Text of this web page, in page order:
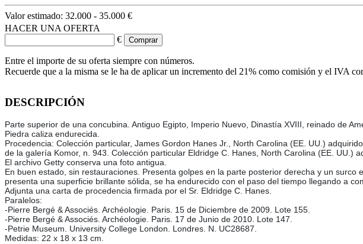
Valor estimado: 32.000 - 35.000 €
HACER UNA OFERTA
€
Entre el importe de su oferta siempre con números.
Recuerde que a la misma se le ha de aplicar un incremento del 21% como comisión y el IVA
DESCRIPCIÓN
Parte superior de una concubina. Antiguo Egipto, Imperio Nuevo, Dinastía XVIII, reinado de
Piedra caliza endurecida.
Procedencia: Colección particular, James Gordon Hanes Jr., North Carolina (EE. UU.)
de la galería Komor, n. 943. Colección particular Eldridge C. Hanes, North Carolina (EE. UU.)
El archivo Getty conserva una foto antigua.
En buen estado, sin restauraciones. Presenta golpes en la parte posterior derecha y un
presenta una superficie brillante sólida, se ha endurecido con el paso del tiempo llegando a
Adjunta una carta de procedencia firmada por el Sr. Eldridge C. Hanes.
Paralelos:
-Pierre Bergé & Associés. Archéologie. Paris. 15 de Diciembre de 2009. Lote 155.
-Pierre Bergé & Associés. Archéologie. Paris. 17 de Junio de 2010. Lote 147.
-Petrie Museum. University College London. Londres. N. UC28687.
Medidas: 22 x 18 x 13 cm.